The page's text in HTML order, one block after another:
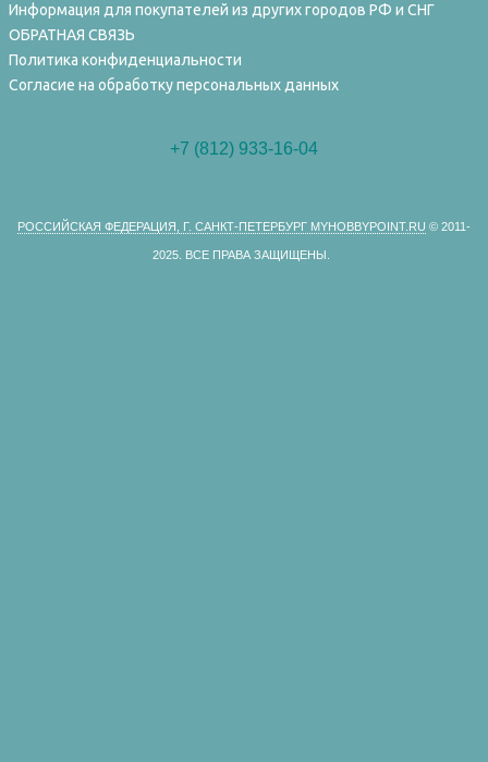
Информация для покупателей из других городов РФ и СНГ
ОБРАТНАЯ СВЯЗЬ
Политика конфиденциальности
Согласие на обработку персональных данных
+7 (812) 933-16-04
РОССИЙСКАЯ ФЕДЕРАЦИЯ, Г. САНКТ-ПЕТЕРБУРГ MYHOBBYPOINT.RU © 2011-
2025. ВСЕ ПРАВА ЗАЩИЩЕНЫ.